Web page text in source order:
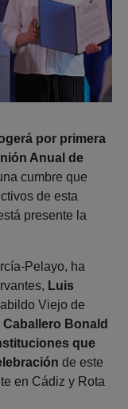
por primera
Anual de
cumbre que
de esta
presente la
Pelayo, ha
Luis
Viejo de
Bonald
que
de este
en Cádiz y Rota